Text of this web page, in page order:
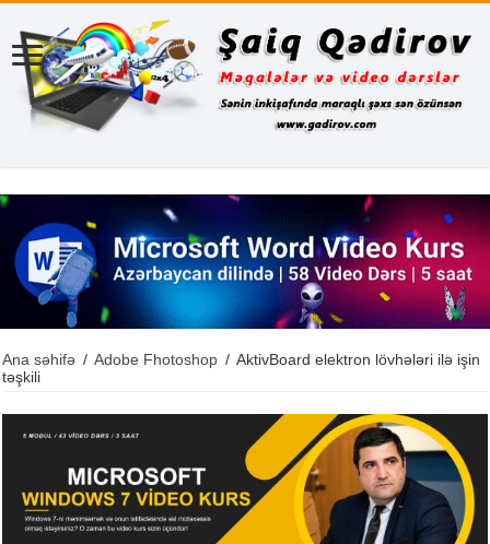
Ana səhifə / Adobe Fhotoshop / AktivBoard elektron lövhələri ilə işin
təşkili